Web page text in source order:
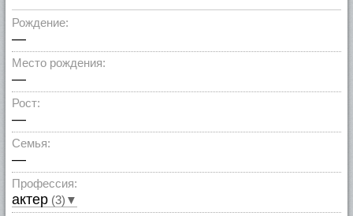
Рождение:
—
Место рождения:
—
Рост:
—
Семья:
—
Профессия:
актер (3)▼